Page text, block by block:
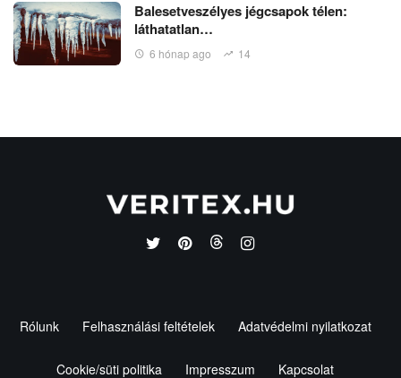
Balesetveszélyes jégcsapok télen:
láthatatlan…
6 hónap ago 14
Rólunk Felhasználási feltételek Adatvédelmi nyilatkozat
Cookie/süti politika Impresszum Kapcsolat